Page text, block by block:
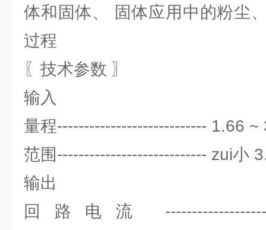
体和固体、 固体应用中的粉尘
过程
〖技术参数 〗
输入
量程---------------------------- 1.66
范围---------------------------- zui小
输出
回路电流